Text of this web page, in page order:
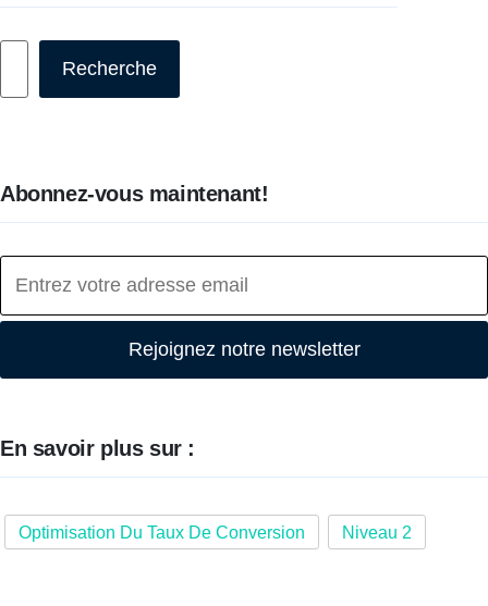
Recherche
Abonnez-vous maintenant!
Rejoignez notre newsletter
En savoir plus sur :
Optimisation Du Taux De Conversion Niveau 2